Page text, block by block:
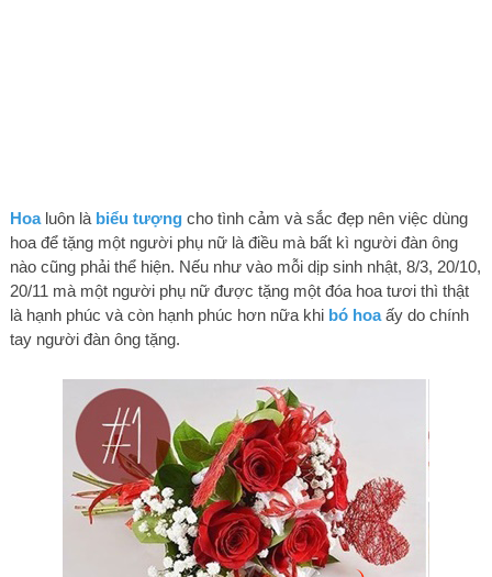
Hoaluôn là biểu tượngcho tình cảm và sắc đẹp nên việc dùng
hoa để tặng một người phụ nữ là điều mà bất kì người đàn ông
nào cũng phải thể hiện. Nếu như vào mỗi dịp sinh nhật, 8/3, 20/10,
20/11 mà một người phụ nữ được tặng một đóa hoa tươi thì thật
là hạnh phúc và còn hạnh phúc hơn nữa khi bó hoaấy do chính
tay người đàn ông tặng.